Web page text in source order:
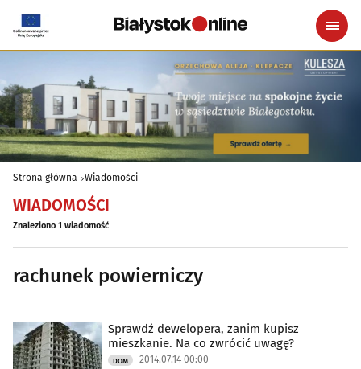
Strona główna Wiadomości
WIADOMOŚCI
Znaleziono 1 wiadomość
rachunek powierniczy
Sprawdź dewelopera, zanim kupisz
mieszkanie. Na co zwrócić uwagę?
DOM 2014.07.14 00:00